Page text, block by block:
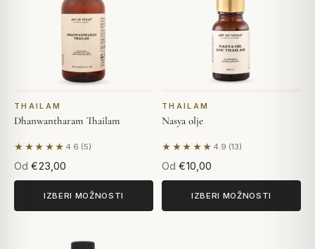
THAILAM
Dhanwantharam Thailam
★★★★★ 4.6 (5)
Na podlagi 5 mnenj
Od €23,00
IZBERI MOŽNOSTI
THAILAM
Nasya olje
★★★★★ 4.9 (13)
Na podlagi 13 mnenj
Od €10,00
IZBERI MOŽNOSTI